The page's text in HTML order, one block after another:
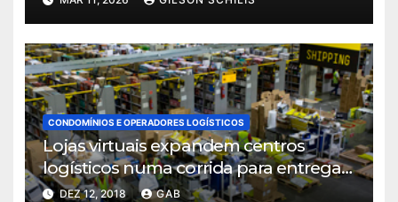
CONDOMÍNIOS E OPERADORES LOGÍSTICOS
Lojas virtuais expandem centros
logísticos numa corrida para entregar
mais rápido
DEZ 12, 2018 GAB